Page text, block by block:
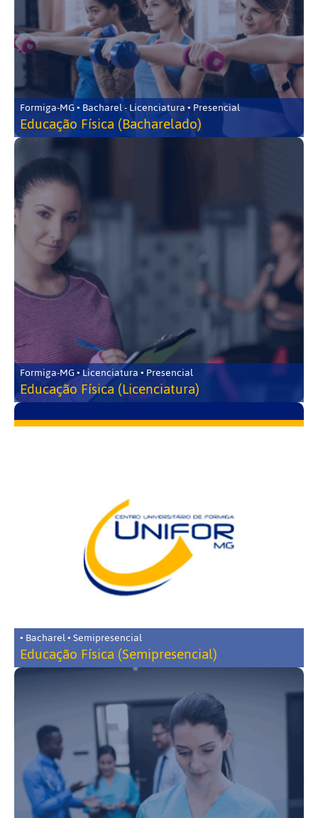
Formiga-MG • Bacharel - Licenciatura • Presencial
Educação Física (Bacharelado)
Formiga-MG • Licenciatura • Presencial
Educação Física (Licenciatura)
• Bacharel • Semipresencial
Educação Física (Semipresencial)